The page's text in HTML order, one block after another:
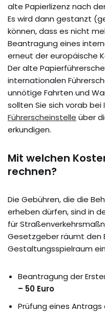
alte Papierlizenz nach
Es wird dann gestanzt
können, dass es nicht
Beantragung eines
erneut der europäische
Der alte
internationalen
unnötige Fahrten und
sollten Sie sich vorab bei
Führerscheinstelle über
erkundigen.
Mit welchen
rechnen?
Die Gebühren, die die
erheben dürfen, sind in
für
Gesetzgeber räumt den
Gestaltungsspielraum
Beantragung der
– 50 Euro
Prüfung eines Antrags